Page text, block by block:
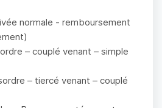
normale - remboursement
– couplé venant – simple
– tiercé venant – couplé